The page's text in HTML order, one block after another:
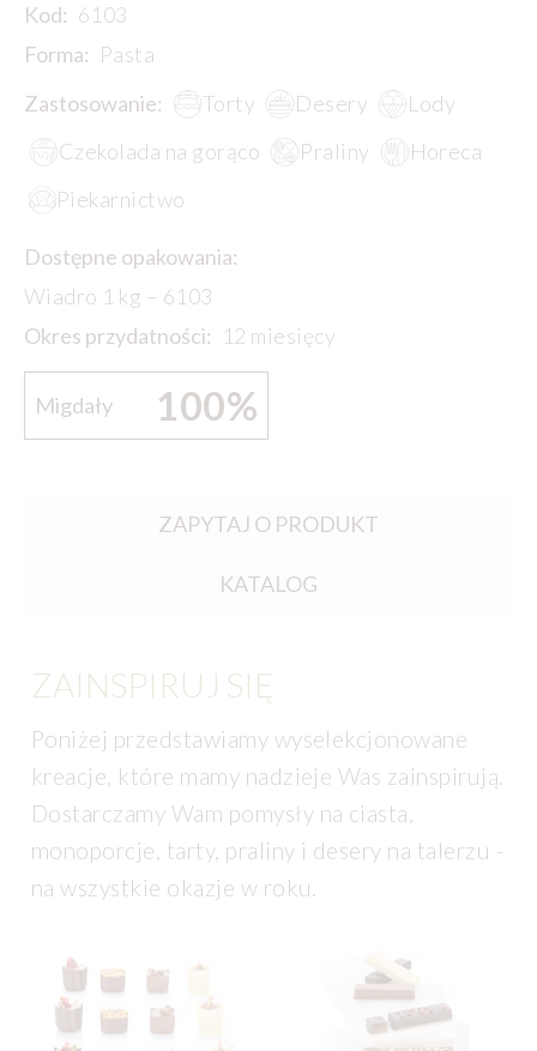
Kod: 6103
Forma: Pasta
Zastosowanie:
Torty Desery
Lody
Czekolada na gorąco
Praliny
Horeca
Piekarnictwo
Dostępne opakowania:
Wiadro 1 kg – 6103
Okres przydatności: 12 miesięcy
Migdały 100%
ZAPYTAJ O PRODUKT
KATALOG
ZAINSPIRUJ SIĘ
Poniżej przedstawiamy wyselekcjonowane
kreacje, które mamy nadzieje Was zainspirują.
Dostarczamy Wam pomysły na ciasta,
monoporcje, tarty, praliny i desery na talerzu -
na wszystkie okazje w roku.